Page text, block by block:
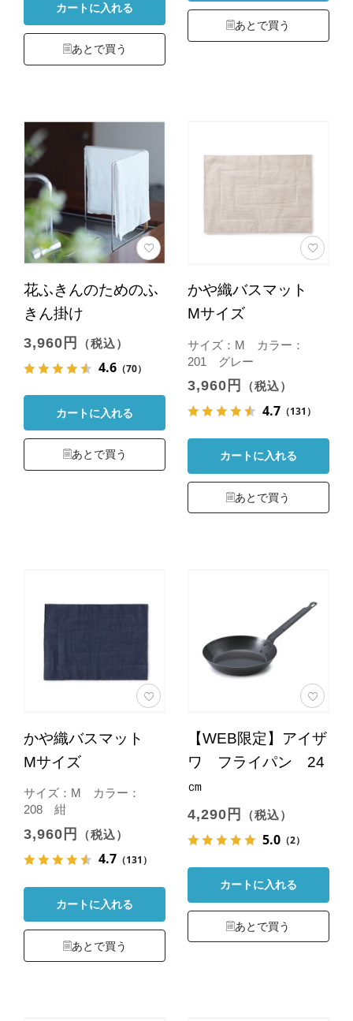
カートに入れる
あとで買う
あとで買う
花ふきんのためのふ
きん掛け
3,960円 （税込）
4.6（70）
カートに入れる
あとで買う
かや織バスマット
Mサイズ
サイズ：M カラー：
201 グレー
3,960円 （税込）
4.7（131）
カートに入れる
あとで買う
かや織バスマット
Mサイズ
サイズ：M カラー：
208 紺
3,960円 （税込）
4.7（131）
カートに入れる
あとで買う
【WEB限定】アイザ
ワ フライパン 24
㎝
4,290円 （税込）
5.0（2）
カートに入れる
あとで買う